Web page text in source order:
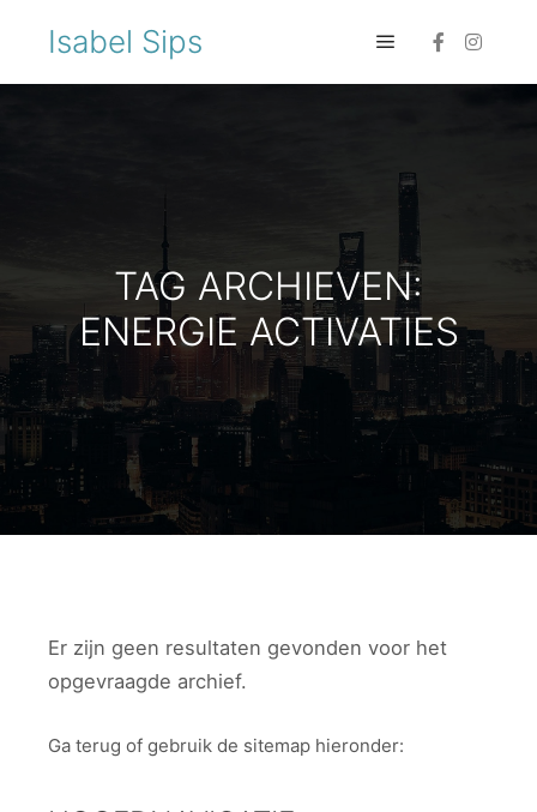
Isabel Sips
TAG ARCHIEVEN:
ENERGIE ACTIVATIES
Er zijn geen resultaten gevonden voor het
opgevraagde archief.
Ga terug of gebruik de sitemap hieronder: